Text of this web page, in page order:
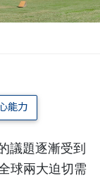
能力
題逐漸受到
球兩大迫切需